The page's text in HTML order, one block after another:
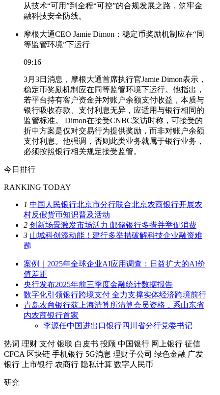
从技术“可用”到全程“可控”的合规发展之路，筑牢金
融科技安全防线。
摩根大通CEO Jamie Dimon：稳定币奖励机制应在“同
等监管环境”下运行
09:16
3月3日消息，摩根大通首席执行官Jamie Dimon表示，
稳定币奖励机制应在同等监管环境下运行。他指出，
若平台持有客户资金并对账户余额支付收益，本质与
银行吸收存款、支付利息无异，应适用与银行相同的
监管标准。 Dimon在接受CNBC采访时称，可接受的
折中方案是仅对交易行为提供奖励，而非对账户余额
支付利息。他强调，否则此类业务就属于银行业务，
必须按照银行相关规定接受监管。
今日排行
RANKING TODAY
1 中国人民银行北京市分行联合北京农商银行开展农
村反假货币知识普及活动
2 创新场景激发市场活力 邮储银行多措并举促消费
3 山城科创添动能！建行多举措破解科技企业融资难
题
案例｜2025年全球企业AI应用调查：日益扩大的AI价
值差距
央行发布2025年前三季度金融统计数据报告
数字化引领银行跨境支付 全力支撑实体经济跨境前行
青岛农商银行获上海清算所清算会员资格，系山东省
内农商银行首家
李源任中国进出口银行四川省分行党委书记
热词 理财 支付 银联 白皮书 投顾 中国银行 网上银行 征信
CFCA 区块链 手机银行 5G消息 理财子公司 绿色金融 广发
银行
上市银行 农商行 隐私计算 数字人民币
研究